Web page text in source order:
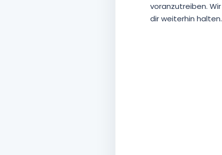
voranzutreiben.
dir weiterhin halten.